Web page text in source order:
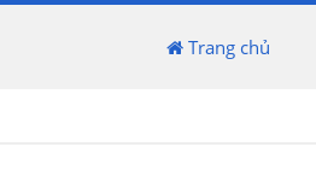
Trang chủ